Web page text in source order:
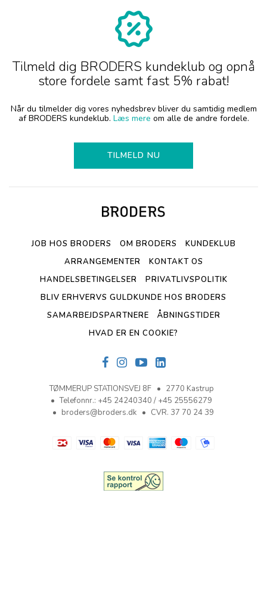
Tilmeld dig BRODERS kundeklub og opnå
store fordele samt fast 5% rabat!
Når du tilmelder dig vores nyhedsbrev bliver du samtidig medlem
af BRODERS kundeklub. Læs mere om alle de andre fordele.
TILMELD NU
JOB HOS BRODERS OM BRODERS
KUNDEKLUB
ARRANGEMENTER
KONTAKT OS
HANDELSBETINGELSER
PRIVATLIVSPOLITIK
BLIV ERHVERVS GULDKUNDE HOS BRODERS
SAMARBEJDSPARTNERE
ÅBNINGSTIDER
HVAD ER EN COOKIE?
TØMMERUP STATIONSVEJ 8F
2770 Kastrup
Telefonnr.: +45 24240340 / +45 25556279
broders@broders.dk
CVR. 37 70 24 39